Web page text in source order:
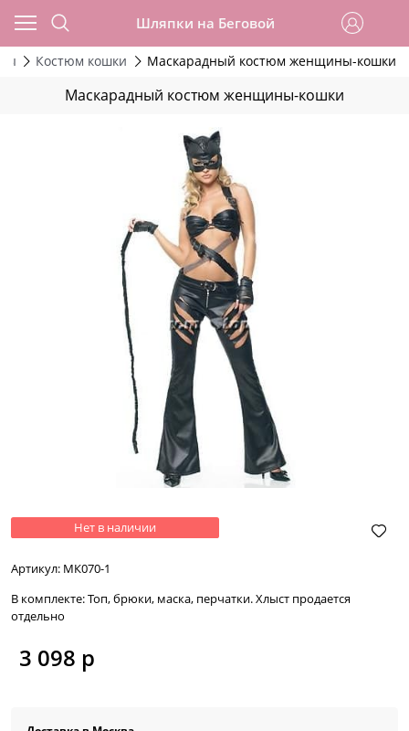
Шляпки на Беговой
Костюм кошки Маскарадный костюм женщины-кошки
Маскарадный костюм женщины-кошки
Нет в наличии
Артикул: МК070-1
В комплекте:Топ, брюки, маска, перчатки. Хлыст продается
отдельно
3 098 р